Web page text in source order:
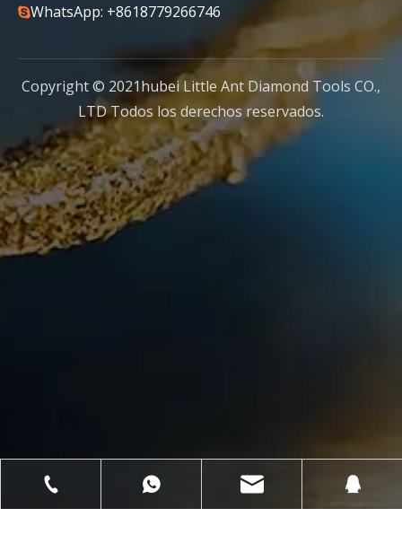
WhatsApp: +8618779266746
Copyright © 2021hubei Little Ant Diamond Tools CO.,
LTD Todos los derechos reservados.